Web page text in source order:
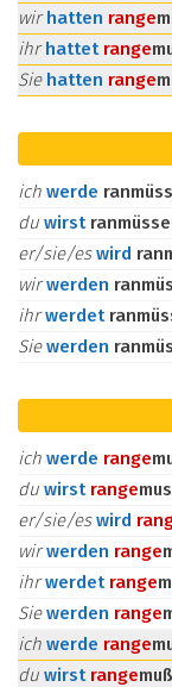
wirhatten range
ihrhattet range
Sie hatten range
ich werde
du wirst
er/sie/eswird
wirwerden
ihrwerdet
Siewerden
ich werde range
du wirst range
er/sie/eswird ran
wirwerden range
ihrwerdet range
Siewerden range
ich werde range
du wirst range